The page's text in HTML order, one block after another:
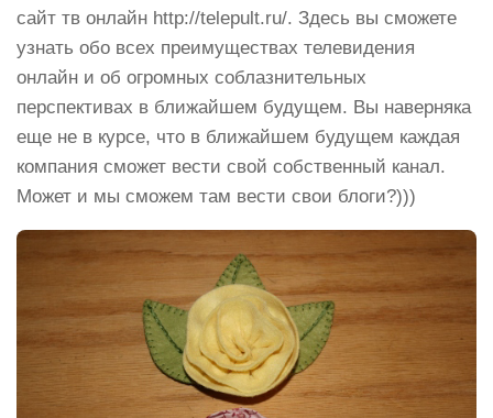
сайт тв онлайн http://telepult.ru/. Здесь вы сможете
узнать обо всех преимуществах телевидения
онлайн и об огромных соблазнительных
перспективах в ближайшем будущем. Вы наверняка
еще не в курсе, что в ближайшем будущем каждая
компания сможет вести свой собственный канал.
Может и мы сможем там вести свои блоги?)))